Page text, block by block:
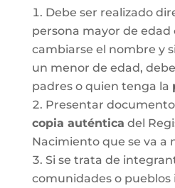
Debe ser realizado
persona mayor de edad
cambiarse el nombre y
un menor de edad,
padres o quien tenga la
Presentar
copia auténtica del
Nacimiento que se va a
Si se trata de
comunidades o pueblos